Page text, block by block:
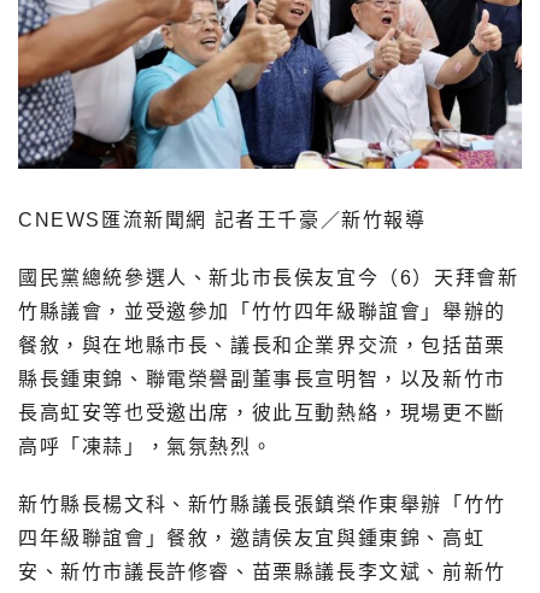
CNEWS匯流新聞網 記者王千豪／新竹報導
國民黨總統參選人、新北市長侯友宜今（6）天拜會新
竹縣議會，並受邀參加「竹竹四年級聯誼會」舉辦的
餐敘，與在地縣市長、議長和企業界交流，包括苗栗
縣長鍾東錦、聯電榮譽副董事長宣明智，以及新竹市
長高虹安等也受邀出席，彼此互動熱絡，現場更不斷
高呼「凍蒜」，氣氛熱烈。
新竹縣長楊文科、新竹縣議長張鎮榮作東舉辦「竹竹
四年級聯誼會」餐敘，邀請侯友宜與鍾東錦、高虹
安、新竹市議長許修睿、苗栗縣議長李文斌、前新竹